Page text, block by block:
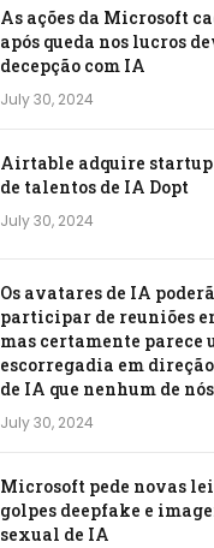
As ações da Microsoft
após queda nos lucros
decepção com IA
July 30, 2024
Airtable adquire
de talentos de IA Dopt
July 30, 2024
Os avatares de IA
participar de reuniões
mas certamente parece
escorregadia em
de IA que nenhum de
July 30, 2024
Microsoft pede novas
golpes deepfake e
sexual de IA